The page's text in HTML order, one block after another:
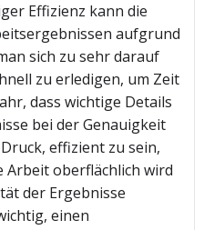
Effizienz kann die
aufgrund
sich zu sehr darauf
zu erledigen, um Zeit
dass wichtige Details
bei der Genauigkeit
effizient zu sein,
Arbeit oberflächlich wird
der Ergebnisse
einen